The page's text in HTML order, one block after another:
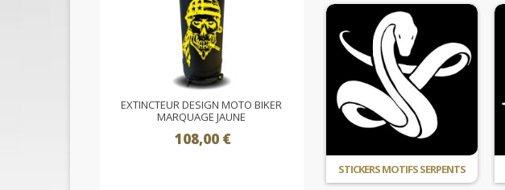
EXTINCTEUR DESIGN MOTO BIKER
MARQUAGE JAUNE
108,00 €
STICKERS MOTIFS SERPENTS